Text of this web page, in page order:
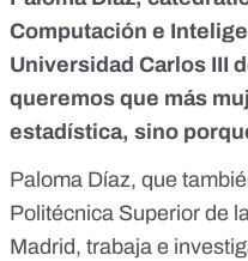
Computación e
Universidad Carlos III
queremos que más
estadística, sino
Paloma Díaz, que
Politécnica Superior de
Madrid, trabaja e